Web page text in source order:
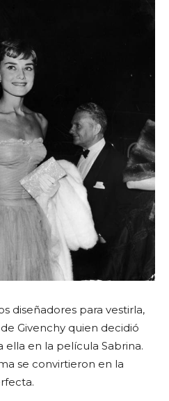
diseñadores para vestirla,
Givenchy quien decidió
ella en la película Sabrina.
se convirtieron en la